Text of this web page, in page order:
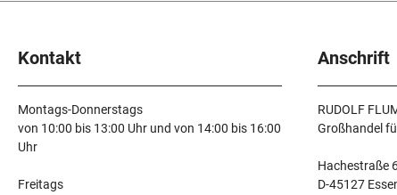
Kontakt
Montags-Donnerstags
von 10:00 bis 13:00 Uhr und von 14:00 bis 16:00
Uhr
Freitags
Anschrift
RUDOLF
Großhandel
Hachestraße
D-45127